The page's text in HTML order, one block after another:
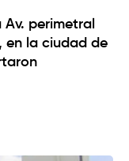
perimetral
en la ciudad de